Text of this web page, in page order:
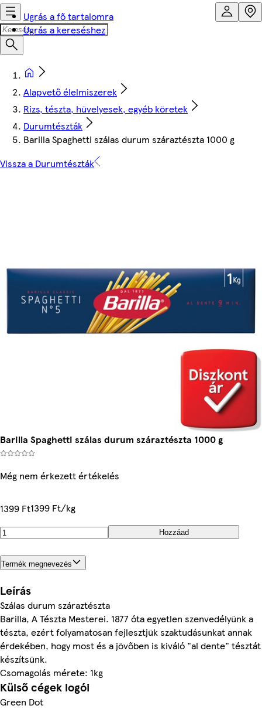
Ugrás a fő tartalomra
Ugrás a kereséshez
Alapvető élelmiszerek
Rizs, tészta, hüvelyesek, egyéb köretek
Durumtészták
Barilla Spaghetti szálas durum száraztészta 1000 g
Vissza a Durumtészták
Barilla Spaghetti szálas durum száraztészta 1000 g
Még nem érkezett értékelés
1399 Ft1399 Ft/kg
Hozzáad
Termék megnevezés
Leírás
Szálas durum száraztészta
Barilla, A Tészta Mesterei. 1877 óta egyetlen szenvedélyünk a
tészta, ezért folyamatosan fejlesztjük szaktudásunkat annak
érdekében, hogy most és a jövőben is kiváló "al dente" tésztát
készítsünk.
Csomagolás mérete: 1kg
Külső cégek logói
Green Dot